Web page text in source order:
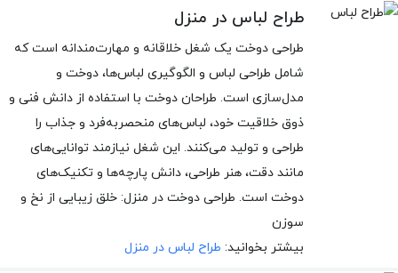
طراح لباس در منزل
طراحی دوخت یک شغل خلاقانه و مهارت‌مندانه است که
شامل طراحی لباس و الگوگیری لباس‌ها، دوخت و
مدل‌سازی است. طراحان دوخت با استفاده از دانش فنی و
ذوق خلاقیت خود، لباس‌های منحصربه‌فرد و جذاب را
طراحی و تولید می‌کنند. این شغل نیازمند توانایی‌های
مانند دقت، هنر طراحی، دانش پارچه‌ها و تکنیک‌های
دوخت است. طراحی دوخت در منزل: خلق زیبایی از نخ و
سوزن
بیشتر بخوانید: طراح لباس در منزل